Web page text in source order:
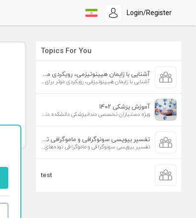
Login/Register
Topics For You
آشنایی با زایمان هیپنوتیزمی، رویکردی موثر برای افزایش تمایل به زایمان طبیعی
آشنایی با زایمان هیپنوتیزمی، رویکردی موثر برای افزایش تمایل به زایمان طبیعی
آموزش پزشکی ۱۴۰۲
ویژه دستیاران تخصصی دندانپزشکی دانشکده دندانپزشکی دانشگاه علوم پزشکی تهران
تفسیر بیوپسی سونوگرافی و ماموگرافی توده‌های پستان
تفسیر بیوپسی سونوگرافی و ماموگرافی توده‌های پستان
test